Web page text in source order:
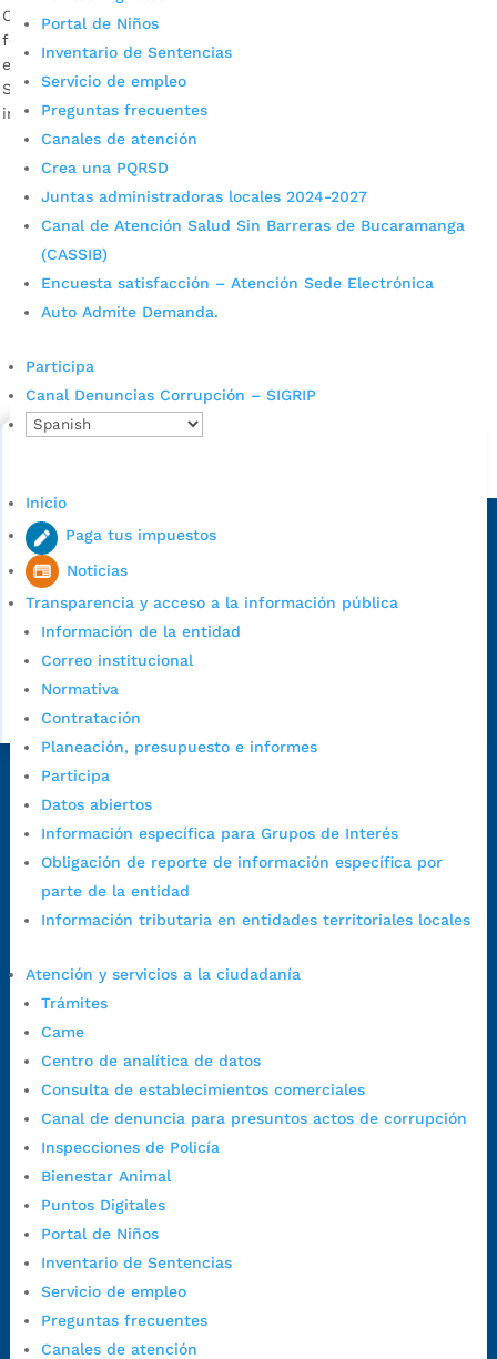
Portal de Niños
Inventario de Sentencias
Servicio de empleo
Preguntas frecuentes
Canales de atención
Crea una PQRSD
Juntas administradoras locales 2024-2027
Canal de Atención Salud Sin Barreras de Bucaramanga
(CASSIB)
Encuesta satisfacción – Atención Sede Electrónica
Auto Admite Demanda.
Participa
Canal Denuncias Corrupción – SIGRIP
Inicio
Paga tus impuestos
Noticias
Transparencia y acceso a la información pública
Información de la entidad
Correo institucional
Normativa
Contratación
Planeación, presupuesto e informes
Participa
Datos abiertos
Información específica para Grupos de Interés
Obligación de reporte de información específica por
parte de la entidad
Información tributaria en entidades territoriales locales
Atención y servicios a la ciudadanía
Trámites
Came
Centro de analítica de datos
Consulta de establecimientos comerciales
Canal de denuncia para presuntos actos de corrupción
Inspecciones de Policía
Bienestar Animal
Puntos Digitales
Portal de Niños
Inventario de Sentencias
Servicio de empleo
Preguntas frecuentes
Canales de atención
Candidatos y autoridades están comprometidos con
fortalecer la integridad y transparencia en las próximas
elecciones. Se llevó a cabo con gran éxito el Comité de
Seguimiento Electoral. El evento tuvo lugar en las
instalaciones del salón de Gobierno de la Alcaldía de...
Consulta aqui los pasos para inscribirse y solicitar un
cupo escolar en los colegios oficiales de
Bucaramanga.
Sede principal
Dirección Fase I:
Colombia.
Dirección Fase II:Carrera 11 # 34-52, Bucaramanga, Santander,
Colombia
Código Postal: 680006. Código Dane: 68001.
Horario de Atención:Lunes a jueves de 7:00 a.m. a 12:00 m y de
7:00 a.m. a 5:00 p.m., con 30 minutos de descanso al medio día.
Horario de Atención CAME (Norte):
Dirección:
a.m. a 3:00 p.m.
Correo Institucional:
Correo de notificaciones